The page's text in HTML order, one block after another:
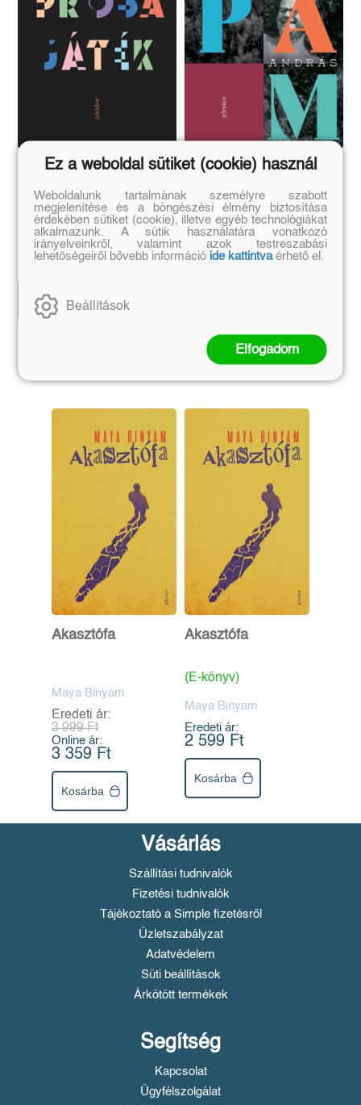
Próbajáték
Katie Kitamura
Eredeti ár:
5 499 Ft
Kötött ár:
4 949 Ft
Előrendelem
Papám
Forgách András
Eredeti ár:
5 999 Ft
Kötött ár:
5 399 Ft
Szerző további művei
Akasztófa
Maya Binyam
Eredeti ár:
3 999 Ft
Online ár:
3 359 Ft
Kosárba
Akasztófa
(E-könyv)
Maya Binyam
Eredeti ár:
2 599 Ft
Kosárba
Vásárlás
Szállítási tudnivalók
Fizetési tudnivalók
Tájékoztató a Simple fizetésről
Üzletszabályzat
Adatvédelem
Süti beállítások
Árkötött termékek
Segítség
Kapcsolat
Ügyfélszolgálat
Ez a weboldal sütiket (cookie) használ
Weboldalunk tartalmának személyre szabott
megjelenítése és a böngészési élmény biztosítása
érdekében sütiket (cookie), illetve egyéb technológiákat
alkalmazunk. A sütik használatára vonatkozó
irányelveinkről, valamint azok testreszabási
lehetőségeiről bővebb információ ide kattintvaérhető el.
Beállítások
Elfogadom